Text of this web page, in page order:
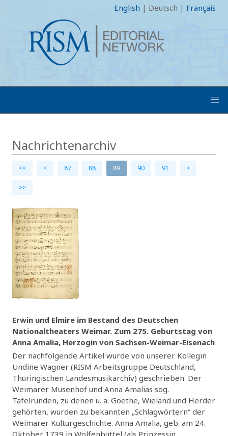
English | Deutsch | Français
Nachrichtenarchiv
<< < 87 88 89 90 91 >
>>
Erwin und Elmire im Bestand des Deutschen
Nationaltheaters Weimar. Zum 275. Geburtstag von
Anna Amalia, Herzogin von Sachsen-Weimar-Eisenach
Der nachfolgende Artikel wurde von unserer Kollegin
Undine Wagner (RISM Arbeitsgruppe Deutschland,
Thüringischen Landesmusikarchiv) geschrieben. Der
Weimarer Musenhof und Anna Amalias sog.
Tafelrunden, zu denen u. a. Goethe, Wieland und Herder
gehörten, wurden zu bekannten „Schlagwörtern“ der
Weimarer Kulturgeschichte. Anna Amalia, geb. am 24.
Oktober 1739 in Wolfenbüttel (als Prinzessin...